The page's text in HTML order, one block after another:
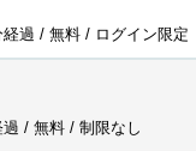
経過 / 無料 / ログイン限定
過 / 無料 / 制限なし